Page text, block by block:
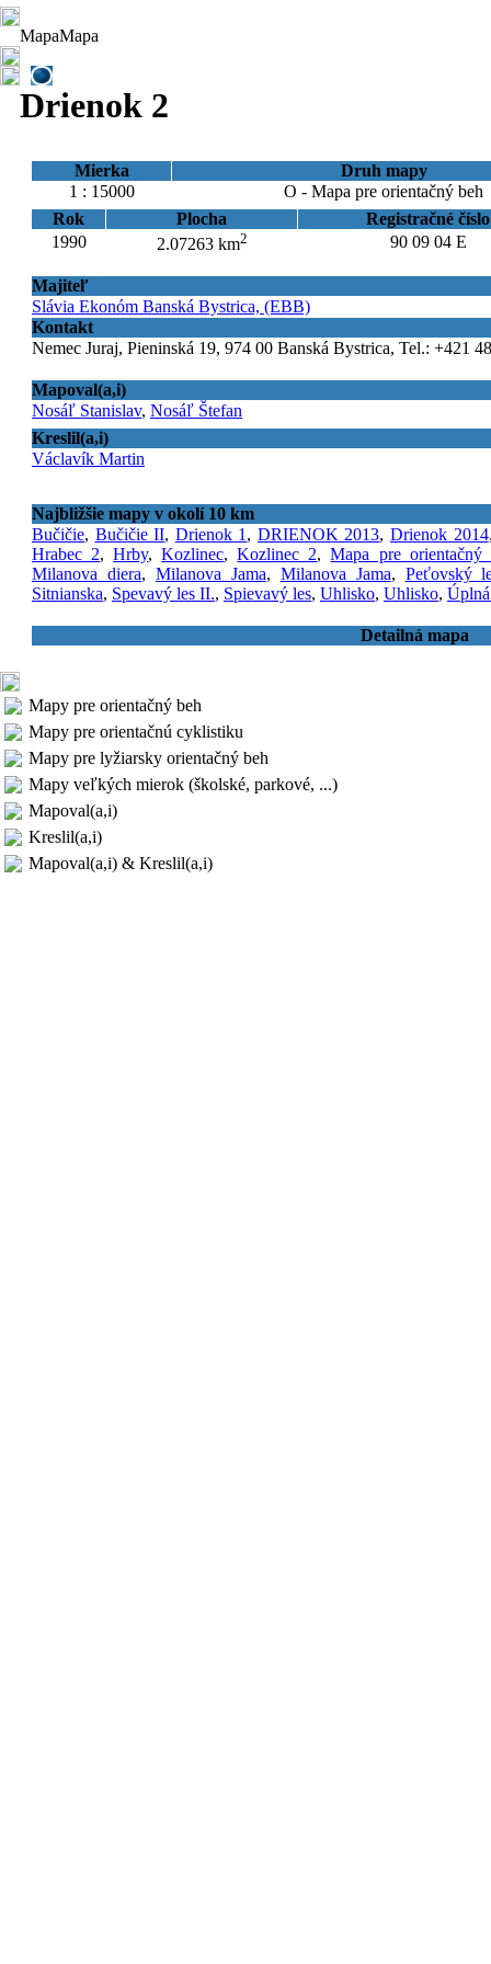
MapaMapa
Drienok 2
Mierka
Druh mapy
1 : 15000
O - Mapa pre orientačný beh
Rok
Plocha
Registračné číslo
1990
2.07263 km2 90 09 04 E
Majiteľ
Slávia Ekonóm Banská Bystrica, (EBB)
Kontakt
Nemec Juraj, Pieninská 19, 974 00 Banská Bystrica, Tel.: +421
Mapoval(a,i)
Nosáľ Stanislav, Nosáľ Štefan
Kreslil(a,i)
Václavík Martin
Najbližšie mapy v okolí 10 km
Bučičie, Bučičie II, Drienok 1, DRIENOK 2013,Drienok 2014
Hrabec 2,Hrby,Kozlinec,Kozlinec 2,Mapa pre orientačný
Milanova diera, Milanova Jama, Milanova Jama, Peťovský
Sitnianska, Spevavý les II., Spievavý les, Uhlisko, Uhlisko,
Detailná mapa
Mapy pre orientačný beh
Mapy pre orientačnú cyklistiku
Mapy pre lyžiarsky orientačný beh
Mapy veľkých mierok (školské, parkové, ...)
Mapoval(a,i)
Kreslil(a,i)
Mapoval(a,i) & Kreslil(a,i)